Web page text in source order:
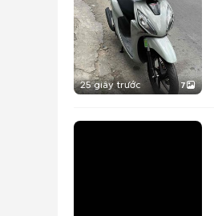
25 giây trước 7